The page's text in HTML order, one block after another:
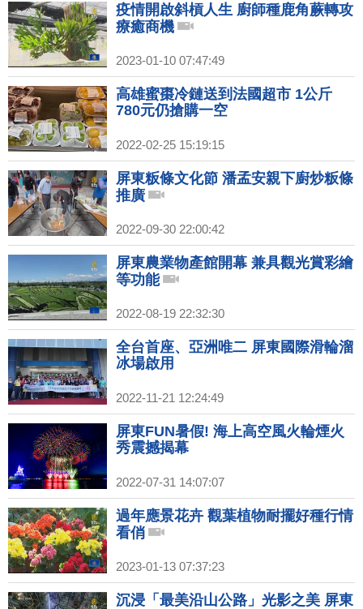
疫情開啟斜槓人生 廚師種鹿角蕨轉攻
療癒商機
2023-01-10 07:47:49
高雄蜜棗冷鏈送到法國超市 1公斤
780元仍搶購一空
2022-02-25 15:19:15
屏東粄條文化節 潘孟安親下廚炒粄條
推廣
2022-09-30 22:00:42
屏東農業物產館開幕 兼具觀光賞彩繪
等功能
2022-08-19 22:32:30
全台首座、亞洲唯二 屏東國際滑輪溜
冰場啟用
2022-11-21 12:24:49
屏東FUN暑假! 海上高空風火輪煙火
秀震撼揭幕
2022-07-31 14:07:07
過年應景花卉 觀葉植物耐擺好種行情
看俏
2023-01-13 07:37:23
沉浸「最美沿山公路」光影之美 屏東